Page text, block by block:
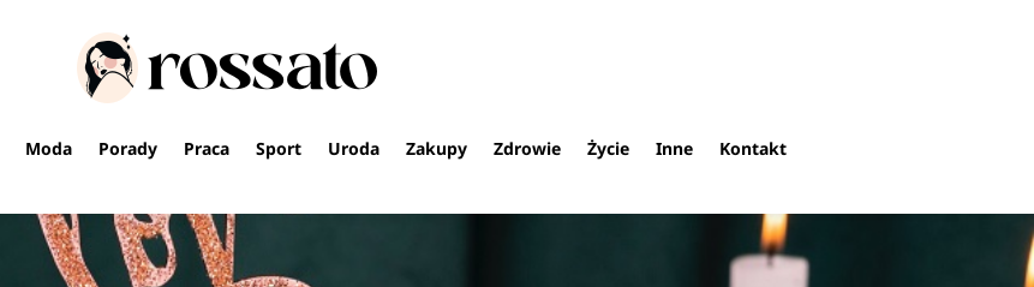
Moda Porady Praca Sport Uroda Zakupy Zdrowie Życie Inne Kontakt